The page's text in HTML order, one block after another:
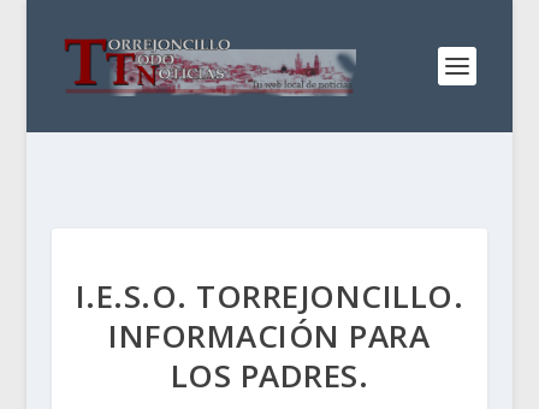
I.E.S.O. TORREJONCILLO.
INFORMACIÓN PARA
LOS PADRES.